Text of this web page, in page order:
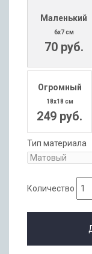
Маленький
6x7 см
70 руб.
Огромный
18x18 см
249 руб.
Тип материала
Количество